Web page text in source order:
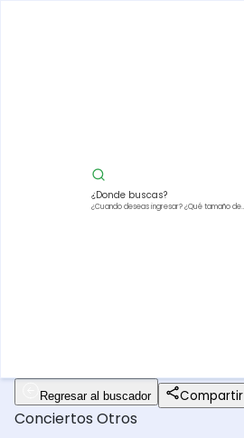
¿Donde buscas?
¿Cuando deseas ingresar?¿Qué tamaño de
Regresar al buscador Compartir
Conciertos Otros